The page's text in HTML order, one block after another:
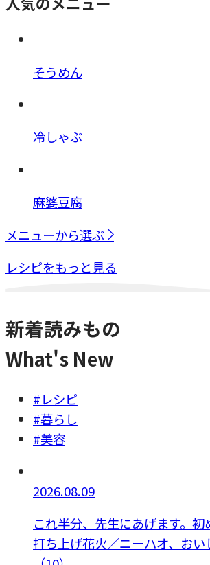
そうめん
冷しゃぶ
麻婆豆腐
メニューから選ぶ
レシピをもっと見る
新着読みもの
What's New
#レシピ
#暮らし
#美容
2026.08.09
これ半分、先生にあげます。初
打ち上げ花火／ニーハオ、おい